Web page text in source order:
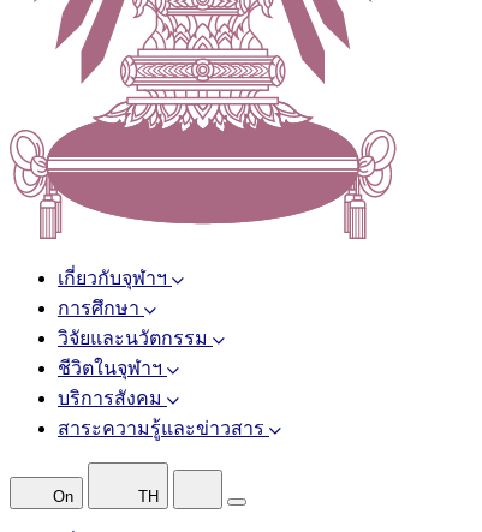
เกี่ยวกับจุฬาฯ
การศึกษา
วิจัยและนวัตกรรม
ชีวิตในจุฬาฯ
บริการสังคม
สาระความรู้และข่าวสาร
On TH